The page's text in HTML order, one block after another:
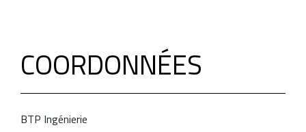
COORDONNÉES
BTP Ingénierie